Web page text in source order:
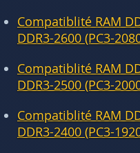
Compatiblité RAM
DDR3-2600 (PC3-
Compatiblité RAM
DDR3-2500 (PC3-
Compatiblité RAM
DDR3-2400 (PC3-